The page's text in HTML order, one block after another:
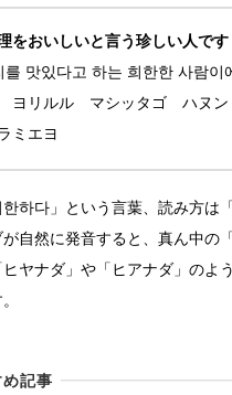
をおいしいと言う珍しい人です
를 맛있다고 하는 희한한 사람이
リルル マシッタゴ ハヌ
ミエヨ
하다」という言葉、読み方は
自然に発音すると、真ん中の
ヤナダ」や「ヒアナダ」のよ
記事